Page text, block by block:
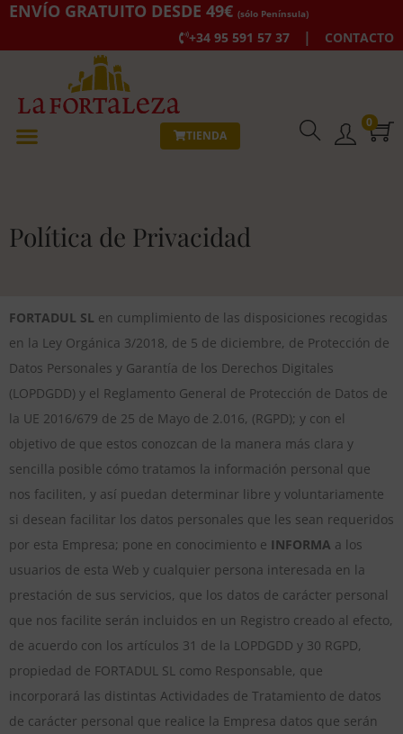
ENVÍO GRATUITO DESDE 49€ (sólo Península)
+34 95 591 57 37 | CONTACTO
TIENDA
0
Política de Privacidad
FORTADUL SL en cumplimiento de las disposiciones recogidas
en la Ley Orgánica 3/2018, de 5 de diciembre, de Protección de
Datos Personales y Garantía de los Derechos Digitales
(LOPDGDD) y el Reglamento General de Protección de Datos de
la UE 2016/679 de 25 de Mayo de 2.016, (RGPD); y con el
objetivo de que estos conozcan de la manera más clara y
sencilla posible cómo tratamos la información personal que
nos faciliten, y así puedan determinar libre y voluntariamente
si desean facilitar los datos personales que les sean requeridos
por esta Empresa; pone en conocimiento e INFORMA a los
usuarios de esta Web y cualquier persona interesada en la
prestación de sus servicios, que los datos de carácter personal
que nos facilite serán incluidos en un Registro creado al efecto,
de acuerdo con los artículos 31 de la LOPDGDD y 30 RGPD,
propiedad de FORTADUL SL como Responsable, que
incorporará las distintas Actividades de Tratamiento de datos
de carácter personal que realice la Empresa datos que serán